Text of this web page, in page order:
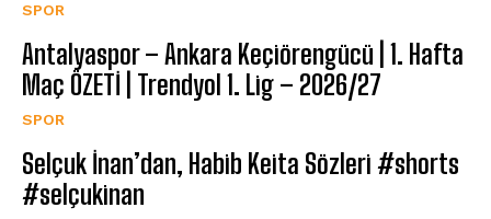
SPOR
Antalyaspor – Ankara Keçiörengücü | 1. Hafta
Maç ÖZETİ | Trendyol 1. Lig – 2026/27
SPOR
Selçuk İnan’dan, Habib Keita Sözleri #shorts
#selçukinan